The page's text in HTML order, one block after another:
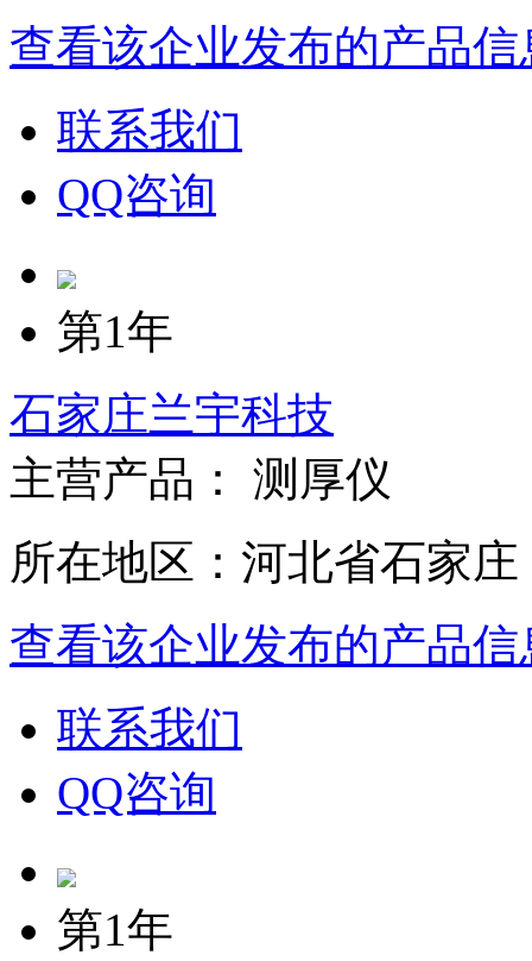
查看该企业发布的产品信
联系我们
QQ咨询
第1年
石家庄兰宇科技
主营产品： 测厚仪
所在地区：河北省石家庄
查看该企业发布的产品信
联系我们
QQ咨询
第1年